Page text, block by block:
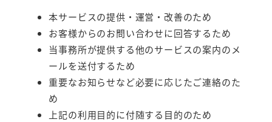
本サービスの提供・運営・改善のため
お客様からのお問い合わせに回答するため
当事務所が提供する他のサービスの案内のメ
ールを送付するため
重要なお知らせなど必要に応じたご連絡のた
め
上記の利用目的に付随する目的のため